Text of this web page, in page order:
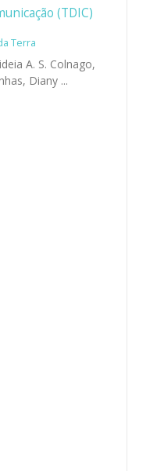
(TDIC)
Terra
A. S. Colnago,
Diany ...